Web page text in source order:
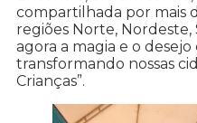
compartilhada por mais
regiões Norte, Nordeste,
agora a magia e o
transformando nossas
Crianças”.